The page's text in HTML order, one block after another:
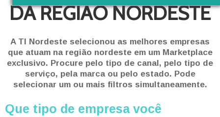
DA REGIÃO NORDESTE
A TI Nordeste selecionou as melhores empresas
que atuam na região nordeste em um Marketplace
exclusivo. Procure pelo tipo de canal, pelo tipo de
serviço, pela marca ou pelo estado. Pode
selecionar um ou mais filtros simultaneamente.
Que tipo de empresa você